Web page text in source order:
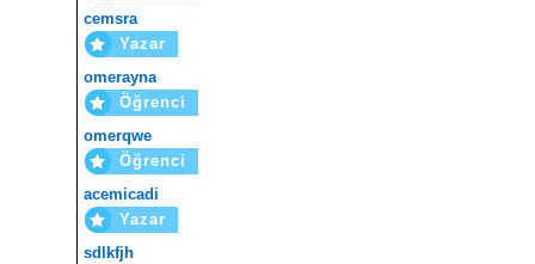
cemsra
Yazar
omerayna
Öğrenci
omerqwe
Öğrenci
acemicadi
Yazar
sdlkfjh